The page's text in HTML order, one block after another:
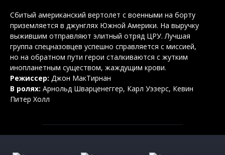
Сбитый американский вертолет с военными на борту
приземляется в джунглях Южной Америки. На выручку
выжившим отправляют элитный отряд ЦРУ. Лучшая
группа спецназовцев успешно справляется с миссией,
но на обратном пути герои сталкиваются с жутким
инопланетным существом, жаждущим крови.
Режиссер: Джон МакТирнан
В ролях: Арнольд Шварценеггер, Карл Уэзерс, Кевин
Питер Холл